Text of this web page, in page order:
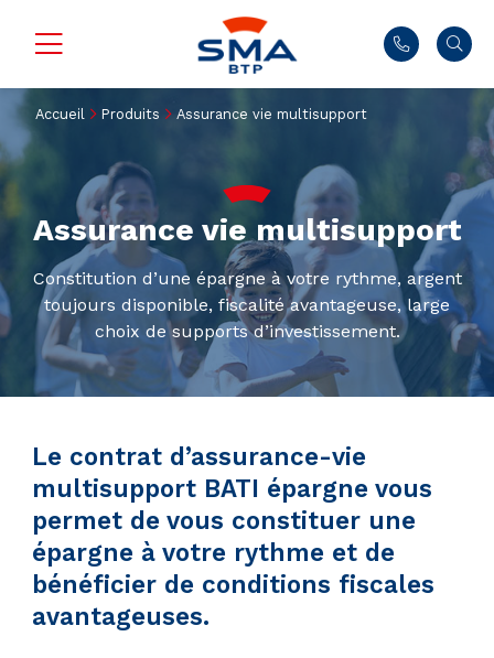
Accueil Produits Assurance vie multisupport
Assurance vie multisupport
Constitution d’une épargne à votre rythme, argent
toujours disponible, fiscalité avantageuse, large
choix de supports d’investissement.
Le contrat d’assurance-vie
multisupport BATI épargne vous
permet de vous constituer une
épargne à votre rythme et de
bénéficier de conditions fiscales
avantageuses.